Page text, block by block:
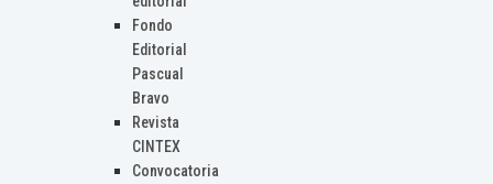
Fondo
Editorial
Pascual
Bravo
Revista
CINTEX
Convocatoria